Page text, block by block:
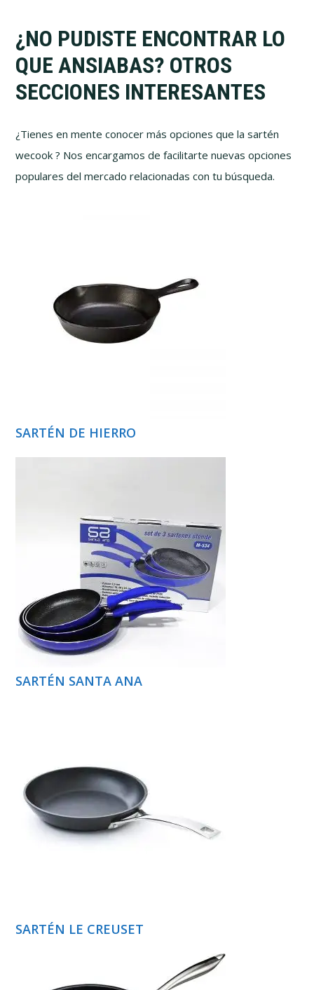
¿NO PUDISTE ENCONTRAR LO
QUE ANSIABAS? OTROS
SECCIONES INTERESANTES
¿Tienes en mente conocer más opciones que la sartén
wecook ? Nos encargamos de facilitarte nuevas opciones
populares del mercado relacionadas con tu búsqueda.
SARTÉN DE HIERRO
SARTÉN SANTA ANA
SARTÉN LE CREUSET